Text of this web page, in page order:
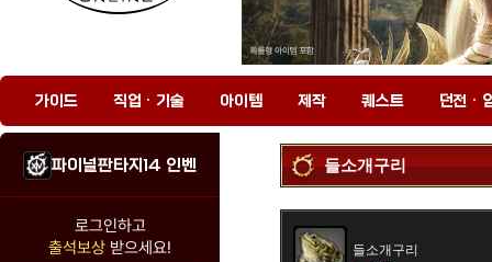
가이드 직업 · 기술 아이템 제작 퀘스트 던전 ·
파이널판타지14 인벤
로그인하고
출석보상 받으세요!
들소개구리
들소개구리